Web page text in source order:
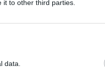
to other third parties.
data.